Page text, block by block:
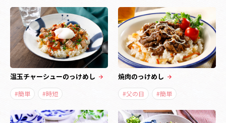
温玉チャーシューのっけめし
#簡単 #時短
焼肉のっけめし
#父の日 #簡単